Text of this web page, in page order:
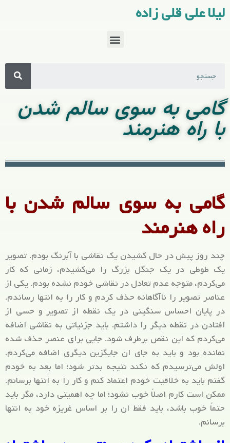
لیلا علی قلی زاده
گامی به سوی سالم شدن
با راه هنرمند
گامی به سوی سالم شدن با
راه هنرمند
چند روز پیش در حال کشیدن یک نقاشی با آبرنگ بودم. تصویر
یک طوطی در یک جنگل بزرگ را می‌کشیدم، زمانی که کار
می‌کردم، متوجه عدم تعادل در نقاشی خودم نشده بودم. یکی از
عناصر تصویر را ناآگاهانه حذف کردم و کار را به انتها رساندم.
در پایان احساس سنگینی در یک نقطه از تصویر و حسی از
افتادن در نقطه دیگر را داشتم. باید جزئیاتی به نقاشی اضافه
می‌کردم که این نقص برطرف شود. جایی برای عنصر حذف شده
نمانده بود و باید به جای ان جایگزین دیگری اضافه می‌کردم.
اولش می‌ترسیدم که نکند نتیجه بدتر شود؛ اما بعد به خودم
گفتم باید به خلاقیت خودم اعتماد کنم و کار را به انتها برسانم.
ممکن است کارم اصلاً خوب نشود؛ اما چه اهمیتی دارد، مگر باید
حتماً خوب باشد، باید فقط ان را بر اساس غریزه خود به انتها
برسانم.